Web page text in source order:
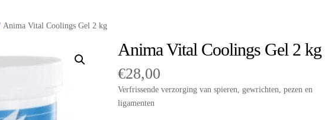
Anima Vital Coolings Gel 2 kg
Anima Vital Coolings Gel 2 kg
€28,00
Verfrissende verzorging van spieren, gewrichten, pezen en
ligamenten